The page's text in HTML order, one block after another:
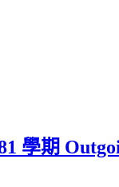
學期